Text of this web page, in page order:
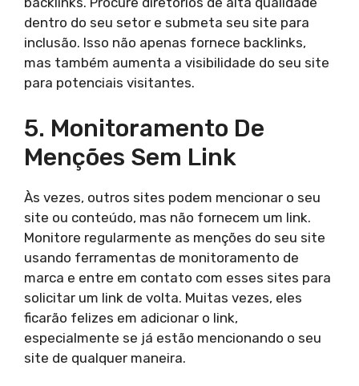
dentro do seu setor e submeta seu site para
inclusão. Isso não apenas fornece backlinks,
mas também aumenta a visibilidade do seu site
para potenciais visitantes.
5. Monitoramento De
Menções Sem Link
Às vezes, outros sites podem mencionar o seu
site ou conteúdo, mas não fornecem um link.
Monitore regularmente as menções do seu site
usando ferramentas de monitoramento de
marca e entre em contato com esses sites para
solicitar um link de volta. Muitas vezes, eles
ficarão felizes em adicionar o link,
especialmente se já estão mencionando o seu
site de qualquer maneira.